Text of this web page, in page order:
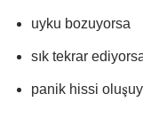
uyku bozuyorsa
sık tekrar
panik hissi